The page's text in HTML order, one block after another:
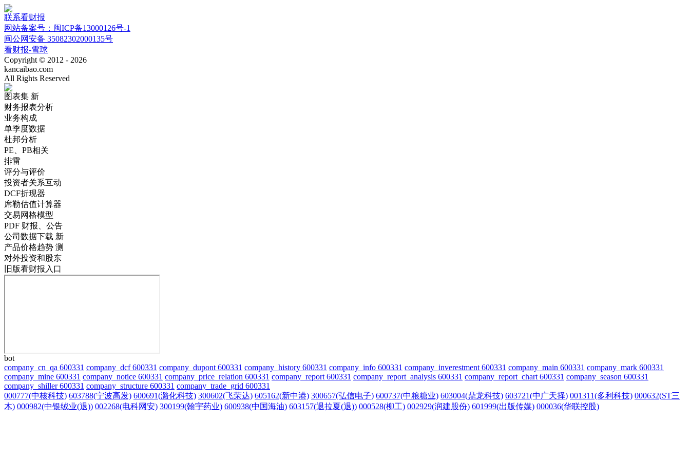
联系看财报
网站备案号：闽ICP备13000126号-1
闽公网安备 35082302000135号
看财报-雪球
Copyright © 2012 - 2026
kancaibao.com
All Rights Reserved
图表集 新
财务报表分析
业务构成
单季度数据
杜邦分析
PE、PB相关
排雷
评分与评价
投资者关系互动
DCF折现器
席勒估值计算器
交易网格模型
PDF 财报、公告
公司数据下载 新
产品价格趋势 测
对外投资和股东
旧版看财报入口
bot
company_cn_qa 600331 company_dcf 600331 company_dupont 600331 company_history 600331 company_info 600331 company_inverestment 600331 company_main 600331 company_mark 600331
company_mine 600331 company_notice 600331 company_price_relation 600331 company_report 600331 company_report_analysis 600331 company_report_chart 600331 company_season 600331
company_shiller 600331 company_structure 600331 company_trade_grid 600331
000777(中核科技) 603788(宁波高发) 600691(潞化科技) 300602(飞荣达) 605162(新中港) 300657(弘信电子) 600737(中粮糖业) 603004(鼎龙科技) 603721(中广天择) 001311(多利科技) 000632(ST三
木) 000982(中银绒业(退)) 002268(电科网安) 300199(翰宇药业) 600938(中国海油) 603157(退拉夏(退)) 000528(柳工) 002929(润建股份) 601999(出版传媒) 000036(华联控股)